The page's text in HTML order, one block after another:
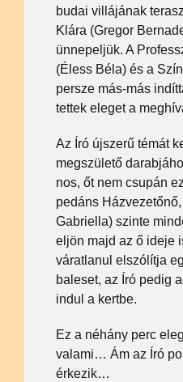
budai villájának
Klára (Gregor
ünnepeljük. A
(Éless Béla) és a
persze más-más
tettek eleget a
Az Író újszerű témát
megszülető
nos, őt nem csupán
pedáns
Gabriella) szinte
eljön majd az ő ideje
váratlanul elszólítja
baleset, az Író pedig
indul a kertbe.
Ez a néhány perc
valami… Ám az Író
érkezik…